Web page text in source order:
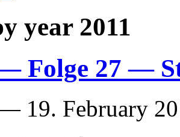
year 2011
Folge 27 —
19. February